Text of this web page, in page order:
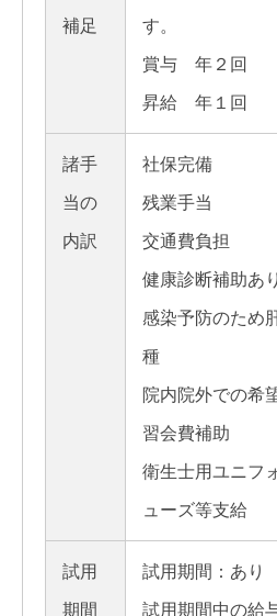
補足
す。
賞与 年２回
昇給 年１回
諸手
当の
内訳
社保完備
残業手当
交通費負担
健康診断補助あり
感染予防のため
種
院内院外での希
習会費補助
衛生士用ユニフ
ューズ等支給
試用
期間
試用期間：あり
試用期間中の給